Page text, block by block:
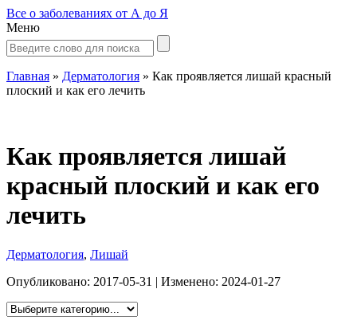
Все о заболеваниях от А до Я
Меню
Главная » Дерматология » Как проявляется лишай красный
плоский и как его лечить
Как проявляется лишай
красный плоский и как его
лечить
Дерматология, Лишай
Опубликовано: 2017-05-31 | Изменено: 2024-01-27